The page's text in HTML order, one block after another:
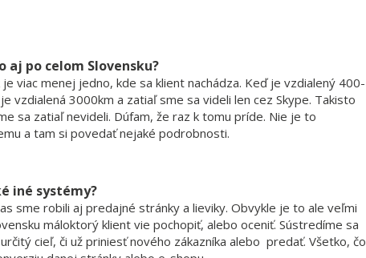
aj po celom Slovensku?
viac menej jedno, kde sa klient nachádza. Keď je vzdialený 400-
3000km a zatiaľ sme sa videli len cez Skype. Takisto
sa zatiaľ nevideli. Dúfam, že raz k tomu príde. Nie je to
a tam si povedať nejaké podrobnosti.
iné systémy?
sme robili aj predajné stránky a lieviky. Obvykle je to ale veľmi
máloktorý klient vie pochopiť, alebo oceniť. Sústredíme sa
cieľ, či už priniesť nového zákazníka alebo predať. Všetko, čo